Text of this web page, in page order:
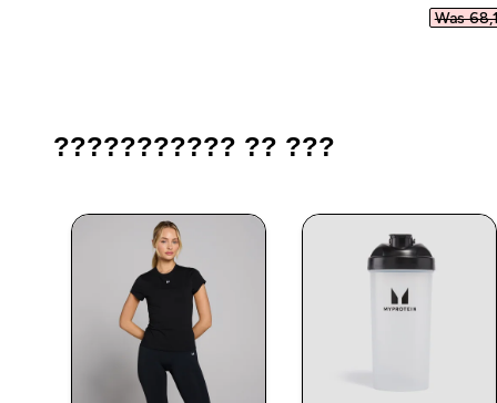
Was
??????????? ?? ???